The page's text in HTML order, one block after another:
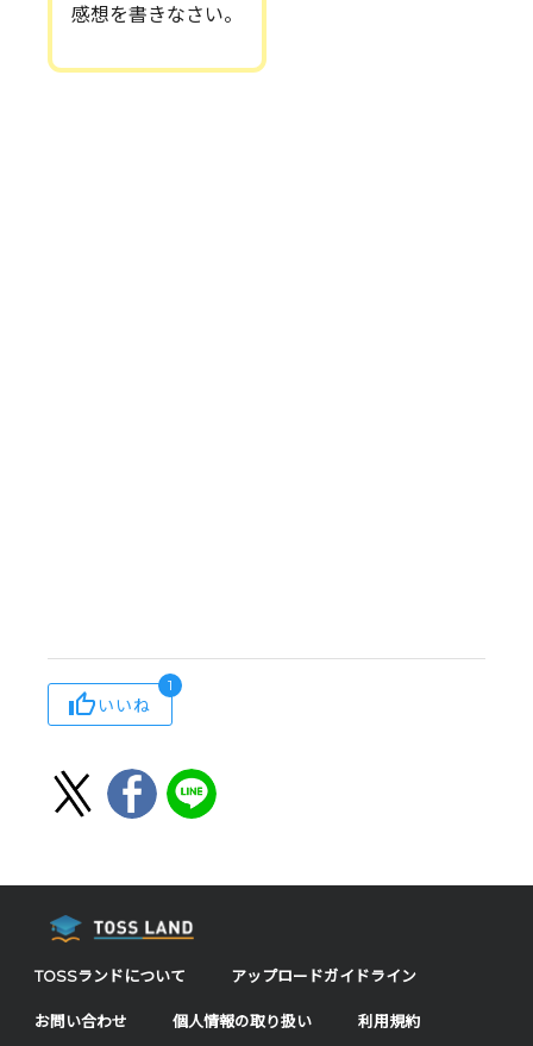
感想を書きなさい。
いいね
1
TOSSランドについて アップロードガイドライン
お問い合わせ 個人情報の取り扱い 利用規約